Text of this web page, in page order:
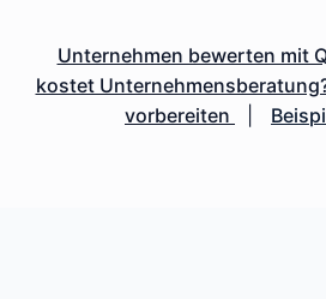
Unternehmen bewerten mit
kostet
vorbereiten